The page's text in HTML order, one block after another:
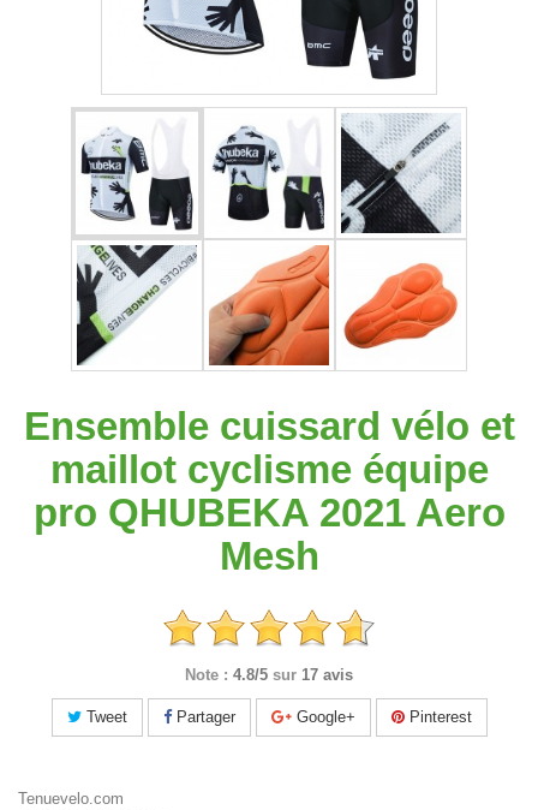
Ensemble cuissard vélo et
maillot cyclisme équipe
pro QHUBEKA 2021 Aero
Mesh
Note : 4.8/5 sur 17 avis
Tweet Partager Google+ Pinterest
Tenuevelo.com